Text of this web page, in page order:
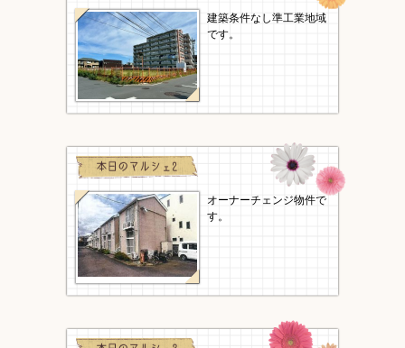
建築条件なし準工業地域
です。
オーナーチェンジ物件で
す。